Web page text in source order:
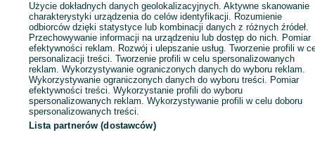
Użycie dokładnych danych geolokalizacyjnych. Aktywne skanowanie
charakterystyki urządzenia do celów identyfikacji. Rozumienie
odbiorców dzięki statystyce lub kombinacji danych z różnych źródeł.
Przechowywanie informacji na urządzeniu lub dostęp do nich. Pomiar
efektywności reklam. Rozwój i ulepszanie usług. Tworzenie profili w
personalizacji treści. Tworzenie profili w celu spersonalizowanych
reklam. Wykorzystywanie ograniczonych danych do wyboru reklam.
Wykorzystywanie ograniczonych danych do wyboru treści. Pomiar
efektywności treści. Wykorzystanie profili do wyboru
spersonalizowanych reklam. Wykorzystywanie profili w celu doboru
spersonalizowanych treści.
Lista partnerów (dostawców)